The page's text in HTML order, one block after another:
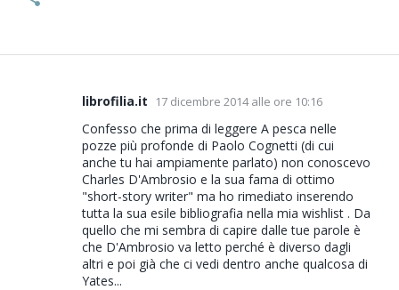
librofilia.it 17 dicembre 2014 alle ore 10:16
Confesso che prima di leggere A pesca nelle
pozze più profonde di Paolo Cognetti (di cui
anche tu hai ampiamente parlato) non conoscevo
Charles D'Ambrosio e la sua fama di ottimo
"short-story writer" ma ho rimediato inserendo
tutta la sua esile bibliografia nella mia wishlist . Da
quello che mi sembra di capire dalle tue parole è
che D'Ambrosio va letto perché è diverso dagli
altri e poi già che ci vedi dentro anche qualcosa di
Yates...